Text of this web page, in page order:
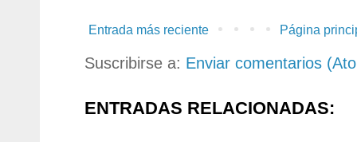
Entrada más reciente Página
Suscribirse a: Enviar comentarios
ENTRADAS RELACIONADAS: